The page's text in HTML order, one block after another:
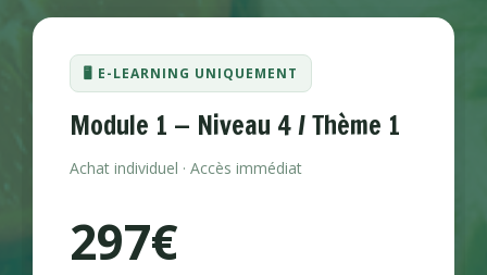
🖥️ E-LEARNING UNIQUEMENT
Module 1 — Niveau 4 / Thème 1
Achat individuel · Accès immédiat
297€